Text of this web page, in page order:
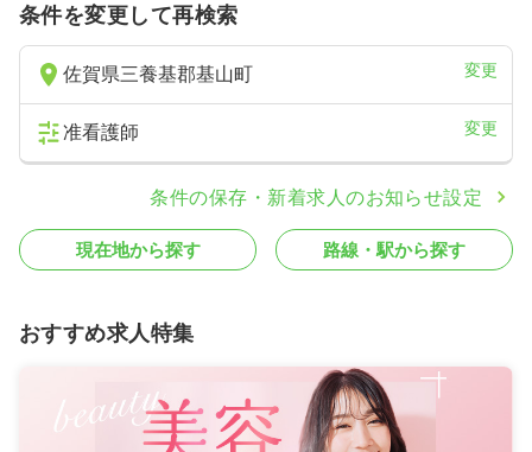
条件を変更して再検索
佐賀県三養基郡基山町 変更
准看護師 変更
条件の保存・新着求人のお知らせ設定
現在地から探す 路線・駅から探す
おすすめ求人特集